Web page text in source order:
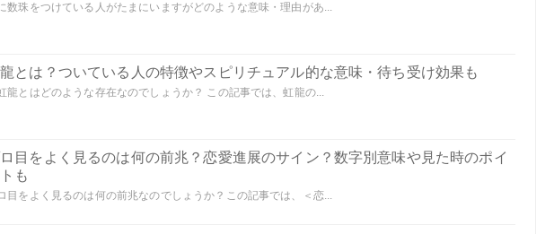
数珠をつけている人がたまにいますがどのような意味・理由があ...
とは？ついている人の特徴やスピリチュアル的な意味・待ち受け効果も
虹龍とはどのような存在なのでしょうか？ この記事では、虹龍の...
目をよく見るのは何の前兆？恋愛進展のサイン？数字別意味や見た時のポイ
も
目をよく見るのは何の前兆なのでしょうか？この記事では、＜恋...